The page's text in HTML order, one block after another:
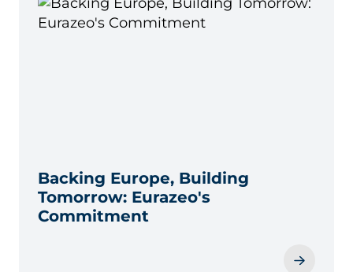
Backing Europe, Building
Tomorrow: Eurazeo's
Commitment